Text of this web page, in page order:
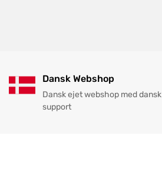
Dansk Webshop
Dansk ejet webshop med dansk
support